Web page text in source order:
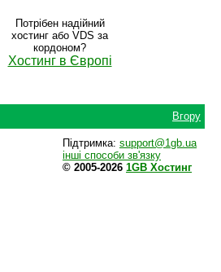
Потрібен надійний
хостинг або VDS за
кордоном?
Хостинг в Європі
Вгору
Підтримка: support@1gb.ua
інші способи зв'язку
© 2005-2026 1GB Хостинг